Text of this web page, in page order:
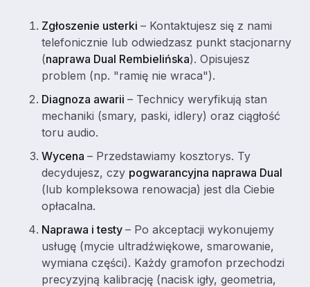
Zgłoszenie usterki – Kontaktujesz się z nami
telefonicznie lub odwiedzasz punkt stacjonarny
(naprawa Dual Rembielińska). Opisujesz
problem (np. "ramię nie wraca").
Diagnoza awarii – Technicy weryfikują stan
mechaniki (smary, paski, idlery) oraz ciągłość
toru audio.
Wycena – Przedstawiamy kosztorys. Ty
decydujesz, czy pogwarancyjna naprawa Dual
(lub kompleksowa renowacja) jest dla Ciebie
opłacalna.
Naprawa i testy – Po akceptacji wykonujemy
usługę (mycie ultradźwiękowe, smarowanie,
wymiana części). Każdy gramofon przechodzi
precyzyjną kalibrację (nacisk igły, geometria,